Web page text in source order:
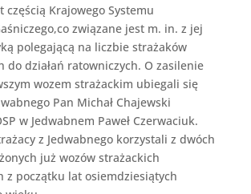
częścią Krajowego Systemu
związane jest m. in. z jej
polegającą na liczbie strażaków
do działań ratowniczych. O zasilenie
wozem strażackim ubiegali się
Pan Michał Chajewski
w Jedwabnem Paweł Czerwaciuk.
z Jedwabnego korzystali z dwóch
już wozów strażackich
z początku lat osiemdziesiątych